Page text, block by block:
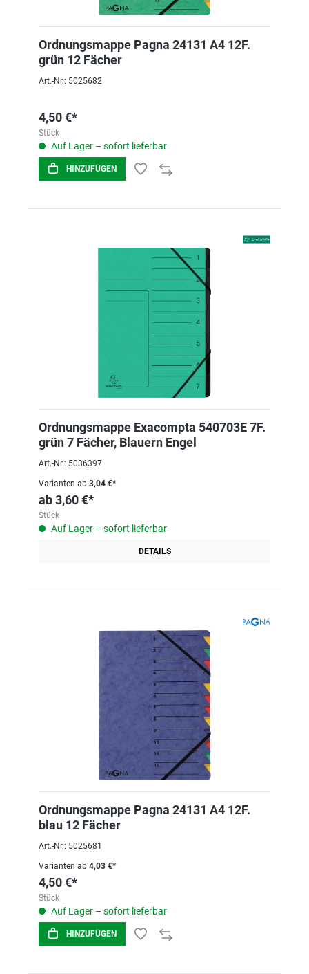
Ordnungsmappe Pagna 24131 A4 12F.
grün 12 Fächer
Art.-Nr.: 5025682
4,50 €*
Stück
Auf Lager – sofort lieferbar
HINZUFÜGEN
Ordnungsmappe Exacompta 540703E 7F.
grün 7 Fächer, Blauern Engel
Art.-Nr.: 5036397
Varianten ab 3,04 €*
ab3,60 €*
Stück
Auf Lager – sofort lieferbar
DETAILS
Ordnungsmappe Pagna 24131 A4 12F.
blau 12 Fächer
Art.-Nr.: 5025681
Varianten ab 4,03 €*
4,50 €*
Stück
Auf Lager – sofort lieferbar
HINZUFÜGEN